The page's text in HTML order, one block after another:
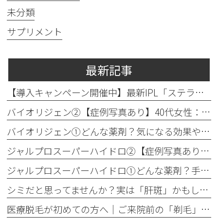
未分類
サプリメント
最新記事
【導入キャンペーン開催中】最新IPL「ステラM22」で透明感のある素肌へ
バイオリジェン②【症例写真あり】40代女性：目元の小じわ改善
バイオリジェン①どんな薬剤？気になる効果やダウンタイムについて解説
ジャルプロスーパーハイドロ②【症例写真あり】50代女性：ほうれい線・口横たるみ改善【手打ち注射】
ジャルプロスーパーハイドロ①どんな薬剤？手打ちとハイコックスの違いも解説
シミだと思ってませんか？実は「肝斑」かもしれません
医療脱毛が初めての方へ│ご来院前の「剃毛」がとても大切な理由